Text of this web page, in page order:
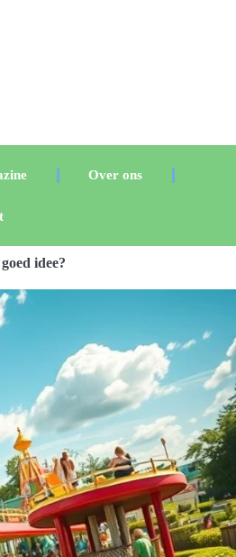
Over ons
idee?